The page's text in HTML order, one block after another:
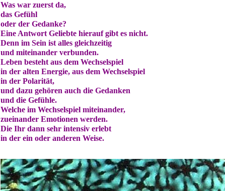
Was war zuerst da,
das Gefühl
oder der Gedanke?
Eine Antwort Geliebte hierauf gibt es nicht.
Denn im Sein ist alles gleichzeitig
und miteinander verbunden.
Leben besteht aus dem Wechselspiel
in der alten Energie, aus dem Wechselspiel
in der Polarität,
und dazu gehören auch die Gedanken
und die Gefühle.
Welche im Wechselspiel miteinander,
zueinander Emotionen werden.
Die Ihr dann sehr intensiv erlebt
in der ein oder anderen Weise.